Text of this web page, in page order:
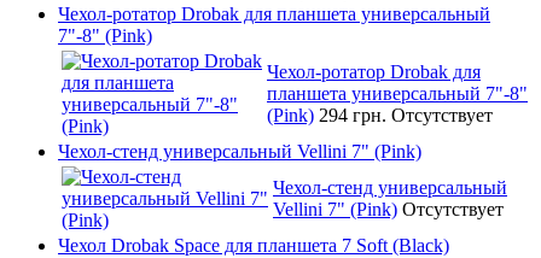
Чехол-ротатор Drobak для планшета универсальный
7"-8" (Pink)
Чехол-ротатор Drobak для
планшета универсальный 7"-8"
(Pink) 294 грн. Отсутствует
Чехол-стенд универсальный Vellini 7" (Pink)
Чехол-стенд универсальный
Vellini 7" (Pink) Отсутствует
Чехол Drobak Space для планшета 7 Soft (Black)